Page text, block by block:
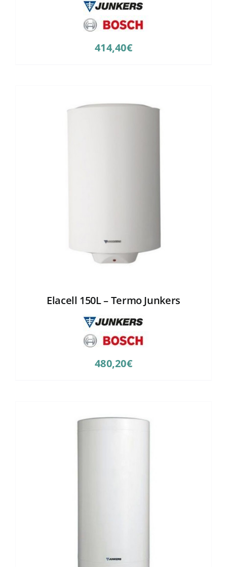
414,40€
Elacell 150L – Termo Junkers
480,20€